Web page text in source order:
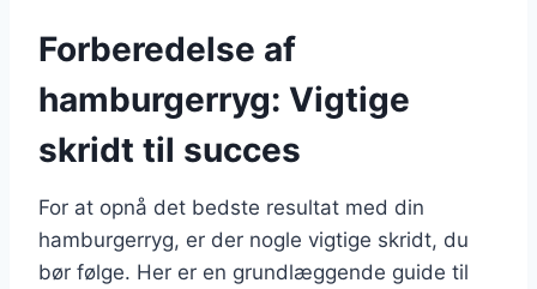
Forberedelse af
hamburgerryg: Vigtige
skridt til succes
For at opnå det bedste resultat med din
hamburgerryg, er der nogle vigtige skridt, du
bør følge. Her er en grundlæggende guide til